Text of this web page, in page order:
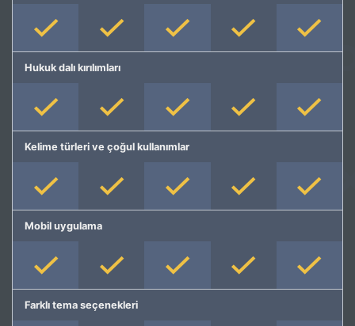
Hukuk dalı kırılımları
Kelime türleri ve çoğul kullanımlar
Mobil uygulama
Farklı tema seçenekleri